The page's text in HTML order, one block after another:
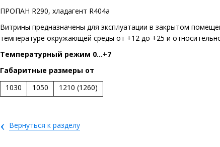
ПРОПАН R290, хладагент R404a
Витрины предназначены для эксплуатации в закрытом
температуре окружающей среды от +12 до +25 и
Температурный режим 0…+7
Габаритные размеры от
1030
1050 1210 (1260)
‹ Вернуться к разделу